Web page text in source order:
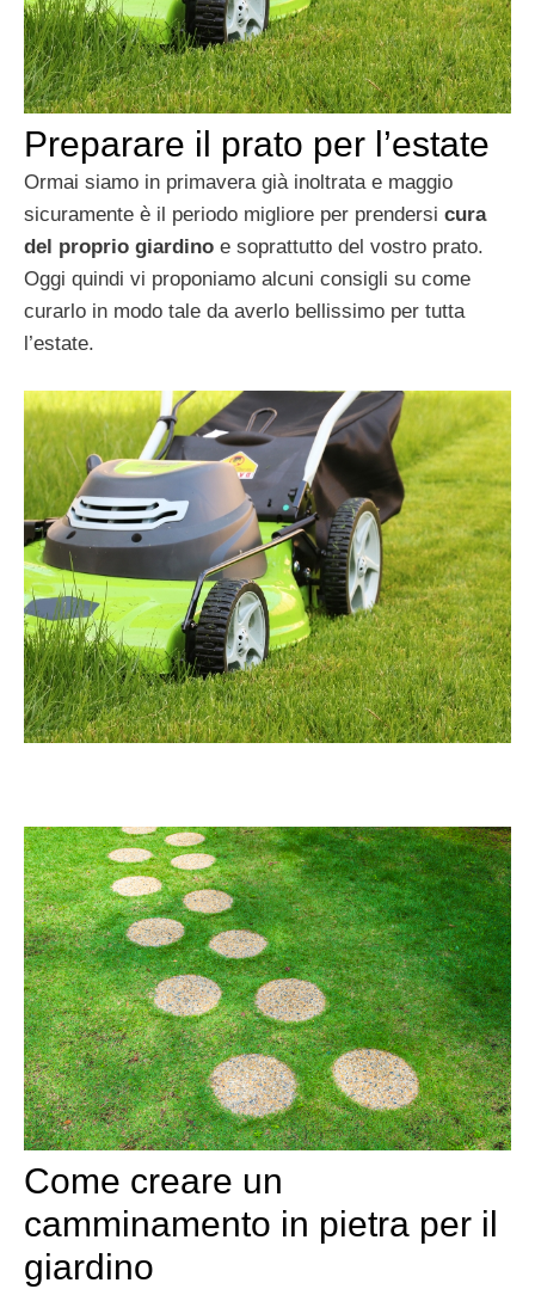
Preparare il prato per l’estate
Ormai siamo in primavera già inoltrata e maggio
sicuramente è il periodo migliore per prendersi cura
del proprio giardino e soprattutto del vostro prato.
Oggi quindi vi proponiamo alcuni consigli su come
curarlo in modo tale da averlo bellissimo per tutta
l’estate.
Come creare un
camminamento in pietra per il
giardino